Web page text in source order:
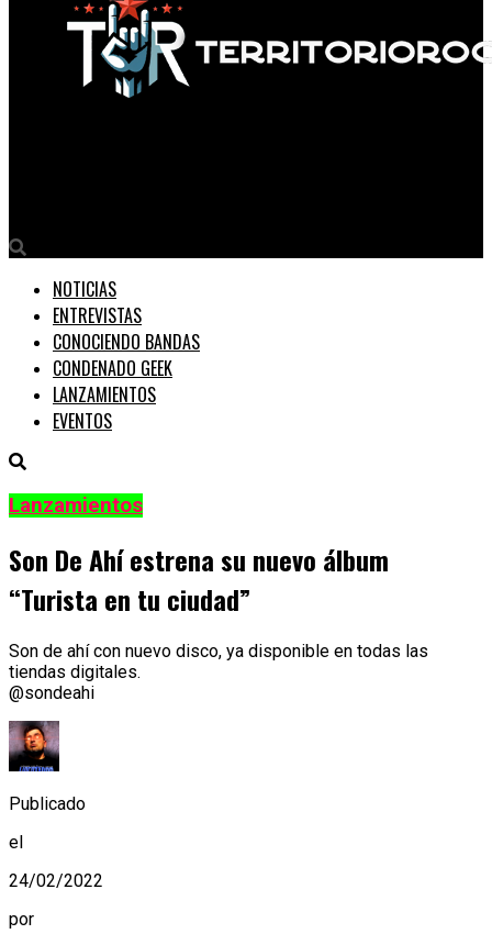
NOTICIAS
ENTREVISTAS
CONOCIENDO BANDAS
CONDENADO GEEK
LANZAMIENTOS
EVENTOS
Lanzamientos
Son De Ahí estrena su nuevo álbum
“Turista en tu ciudad”
Son de ahí con nuevo disco, ya disponible en todas las
tiendas digitales.
@sondeahi
Publicado
el
24/02/2022
por